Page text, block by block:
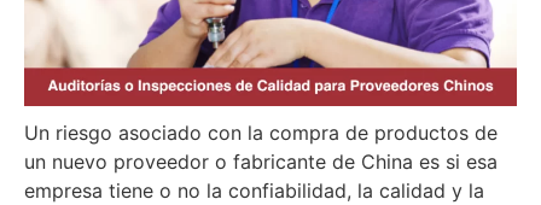
Un riesgo asociado con la compra de productos de
un nuevo proveedor o fabricante de China es si esa
empresa tiene o no la confiabilidad, la calidad y la